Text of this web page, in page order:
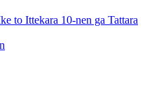
to Ittekara 10-nen ga Tattara